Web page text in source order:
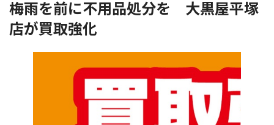
梅雨を前に不用品処分を 大黒屋平塚
店が買取強化